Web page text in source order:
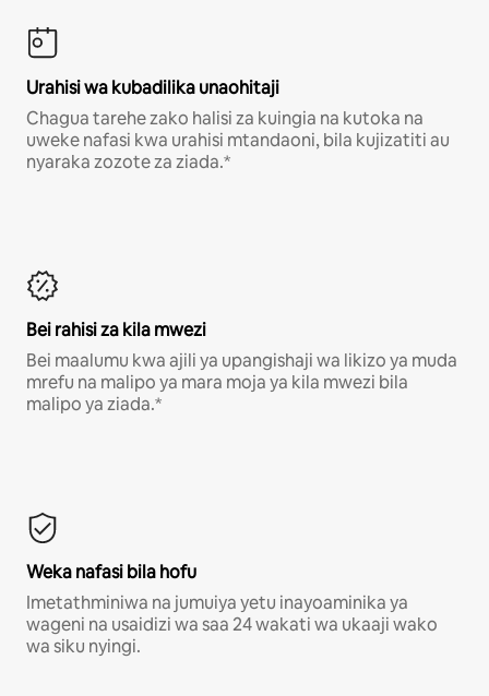
Urahisi wa kubadilika unaohitaji
Chagua tarehe zako halisi za kuingia na kutoka na
uweke nafasi kwa urahisi mtandaoni, bila kujizatiti au
nyaraka zozote za ziada.*
Bei rahisi za kila mwezi
Bei maalumu kwa ajili ya upangishaji wa likizo ya muda
mrefu na malipo ya mara moja ya kila mwezi bila
malipo ya ziada.*
Weka nafasi bila hofu
Imetathminiwa na jumuiya yetu inayoaminika ya
wageni na usaidizi wa saa 24 wakati wa ukaaji wako
wa siku nyingi.